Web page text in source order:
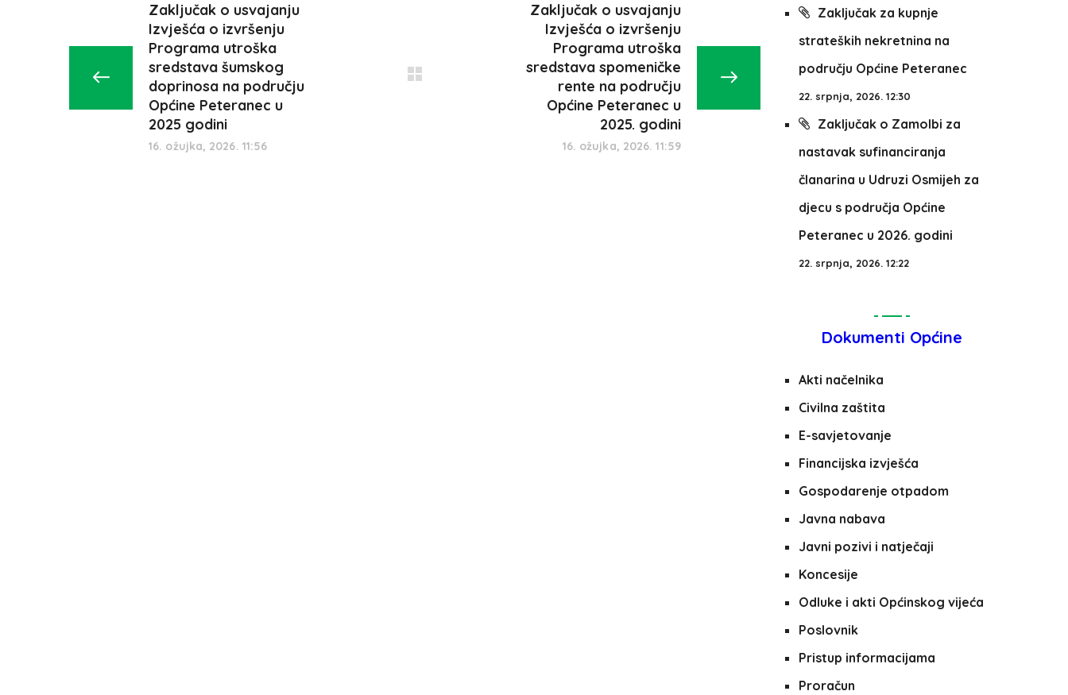
Zaključak o usvajanju
Izvješća o izvršenju
Programa utroška
sredstava šumskog
doprinosa na području
Općine Peteranec u
2025 godini
16. ožujka, 2026. 11:56
Zaključak o usvajanju
Izvješća o izvršenju
Programa utroška
sredstava spomeničke
rente na području
Općine Peteranec u
2025. godini
16. ožujka, 2026. 11:59
Zaključak za kupnje
strateških nekretnina na
području Općine Peteranec
22. srpnja, 2026. 12:30
Zaključak o Zamolbi za
nastavak sufinanciranja
članarina u Udruzi Osmijeh za
djecu s područja Općine
Peteranec u 2026. godini
22. srpnja, 2026. 12:22
Dokumenti Općine
Akti načelnika
Civilna zaštita
E-savjetovanje
Financijska izvješća
Gospodarenje otpadom
Javna nabava
Javni pozivi i natječaji
Koncesije
Odluke i akti Općinskog vijeća
Poslovnik
Pristup informacijama
Proračun